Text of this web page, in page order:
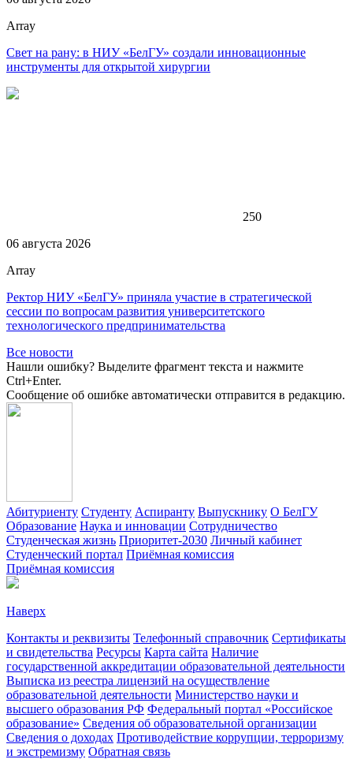
Array
Свет на рану: в НИУ «БелГУ» создали инновационные
инструменты для открытой хирургии
250
06 августа 2026
Array
Ректор НИУ «БелГУ» приняла участие в стратегической
сессии по вопросам развития университетского
технологического предпринимательства
Все новости
Нашли ошибку? Выделите фрагмент текста и нажмите
Ctrl+Enter.
Сообщение об ошибке автоматически отправится в редакцию.
Абитуриенту Студенту Аспиранту Выпускнику О БелГУ
Образование Наука и инновации Сотрудничество
Студенческая жизнь Приоритет-2030 Личный кабинет
Студенческий портал Приёмная комиссия
Приёмная комиссия
Наверх
Контакты и реквизиты Телефонный справочник Сертификаты
и свидетельства Ресурсы Карта сайта Наличие
государственной аккредитации образовательной деятельности
Выписка из реестра лицензий на осуществление
образовательной деятельности Министерствo науки и
высшего образования РФ Федеральный портал «Российское
образование» Сведения об образовательной организации
Сведения о доходах Противодействие коррупции, терроризму
и экстремизму Обратная связь